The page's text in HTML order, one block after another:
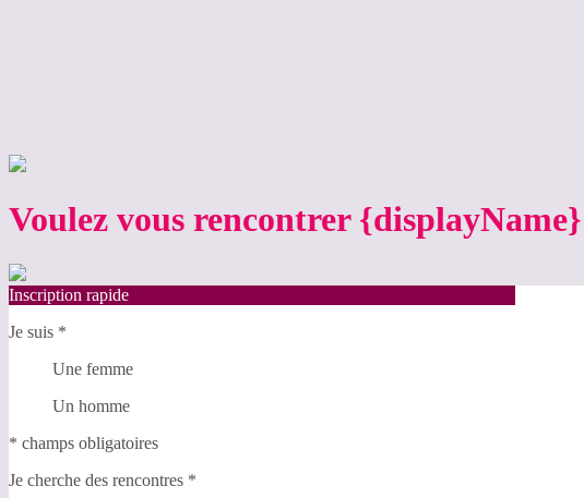
Voulez vous rencontrer {displayName}
Inscription rapide
Je suis *
Une femme
Un homme
* champs obligatoires
Je cherche des rencontres *